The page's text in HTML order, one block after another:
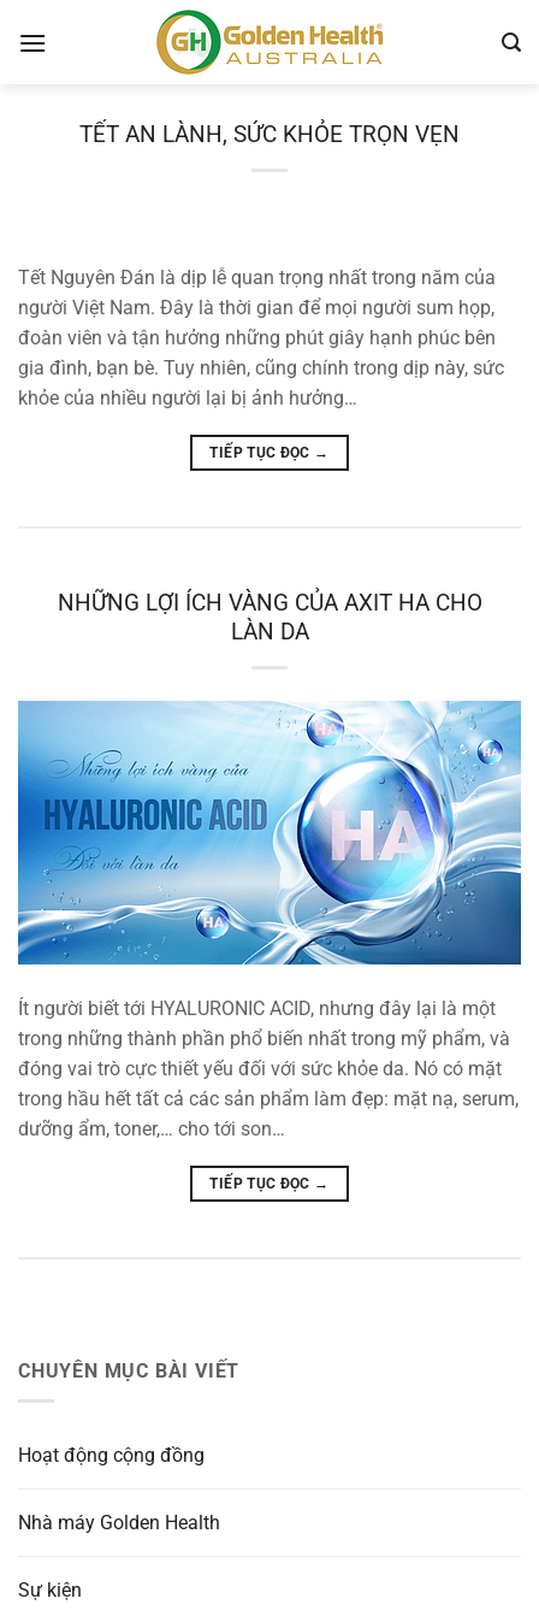
đếnlợi
TẾT AN LÀNH, SỨC KHỎE TRỌN VẸN
Tết Nguyên Đán là dịp lễ quan trọng nhất trong năm của
người Việt Nam. Đây là thời gian để mọi người sum họp,
đoàn viên và tận hưởng những phút giây hạnh phúc bên
gia đình, bạn bè. Tuy nhiên, cũng chính trong dịp này, sức
khỏe của nhiều người lại bị ảnh hưởng…
TIẾP TỤC ĐỌC →
NHỮNG LỢI ÍCH VÀNG CỦA AXIT HA CHO
LÀN DA
Ít người biết tới HYALURONIC ACID, nhưng đây lại là một
trong những thành phần phổ biến nhất trong mỹ phẩm, và
đóng vai trò cực thiết yếu đối với sức khỏe da. Nó có mặt
trong hầu hết tất cả các sản phẩm làm đẹp: mặt nạ, serum,
dưỡng ẩm, toner,… cho tới son…
TIẾP TỤC ĐỌC →
CHUYÊN MỤC BÀI VIẾT
Hoạt động cộng đồng
Nhà máy Golden Health
Sự kiện